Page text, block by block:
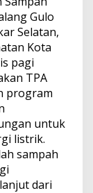
Gulo
Selatan,
Kota
pagi
TPA
program
untuk
listrik.
sampah
dari